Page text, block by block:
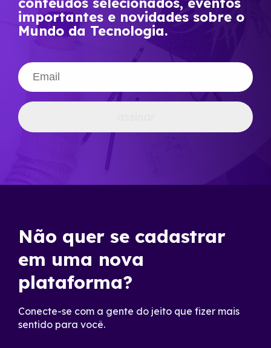
importantes e novidades sobre o
Mundo da Tecnologia.
Não quer se cadastrar
em uma nova
plataforma?
Conecte-se com a gente do jeito que fizer mais
sentido para você.